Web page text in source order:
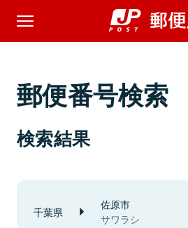
郵便番号検索
検索結果
千葉県 佐原市
サワラシ